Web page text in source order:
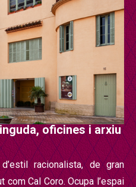
oficines i arxiu
racionalista, de gran
com Cal Coro. Ocupa l’espai